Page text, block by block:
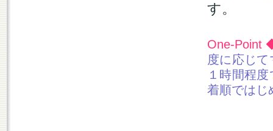
す。
One-Point
度に応じ
１時間程
着順ではじ